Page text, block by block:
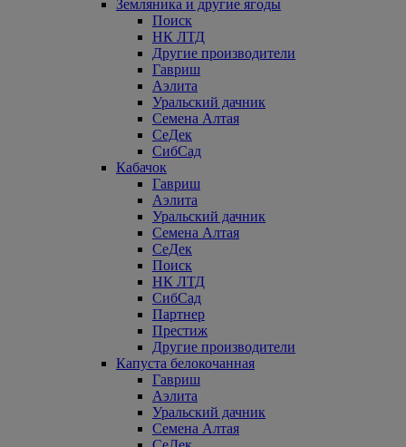
Земляника и другие ягоды
Поиск
НК ЛТД
Другие производители
Гавриш
Аэлита
Уральский дачник
Семена Алтая
СеДек
СибСад
Кабачок
Гавриш
Аэлита
Уральский дачник
Семена Алтая
СеДек
Поиск
НК ЛТД
СибСад
Партнер
Престиж
Другие производители
Капуста белокочанная
Гавриш
Аэлита
Уральский дачник
Семена Алтая